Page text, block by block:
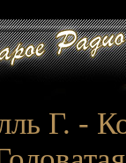
Г. -